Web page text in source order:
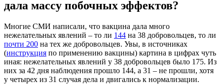
дала массу побочных эффектов?
Многие СМИ написали, что вакцина дала много
нежелательных явлений – то ли 144 на 38 добровольцев, то ли
почти 200 на тех же добровольцев. Увы, в источниках
(инструкция по применению вакцины) картина в цифрах чуть
иная: нежелательных явлений у 38 добровольцев было 175. Из
них за 42 дня наблюдения прошло 144, а 31 – не прошли, хотя
у четырех из 31 случая дела и двигались к нормализации.